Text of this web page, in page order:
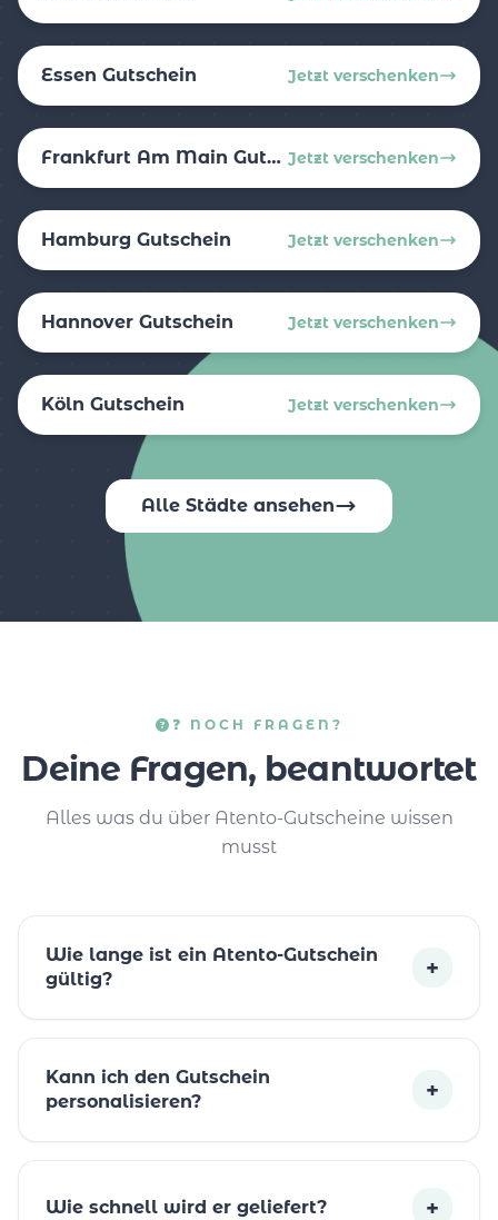
Essen Gutschein Jetzt verschenken
Frankfurt Am Main Gutschein Jetzt verschenken
Hamburg Gutschein Jetzt verschenken
Hannover Gutschein Jetzt verschenken
Köln Gutschein Jetzt verschenken
Alle Städte ansehen
❓ NOCH FRAGEN?
Deine Fragen, beantwortet
Alles was du über Atento-Gutscheine wissen
musst
Wie lange ist ein Atento-Gutschein
gültig?
+
Kann ich den Gutschein
personalisieren?
+
Wie schnell wird er geliefert? +